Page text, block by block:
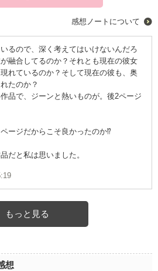
感想ノートについて
るので、深く考えてはいけないんだろ
融合してるのか？それとも現在の彼女
れているのか？そして現在の彼も、奥
たのか？
品で、ジーンと熱いものが。後2ページ
ージだからこそ良かったのか⁉️
だと私は思いました。
もっと見る
想